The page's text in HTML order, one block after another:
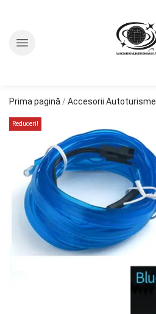
Prima pagină / Accesorii Autoturisme
Reduceri!